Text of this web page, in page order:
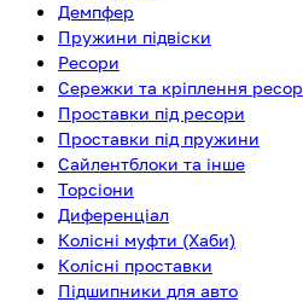
Демпфер
Пружини підвіски
Ресори
Сережки та кріплення ресор
Проставки під ресори
Проставки під пружини
Сайлентблоки та інше
Торсіони
Диференціал
Колісні муфти (Хаби)
Колісні проставки
Підшипники для авто